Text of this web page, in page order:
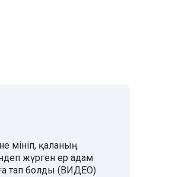
мініп, қаланың
жүрген ер адам
тап болды (ВИДЕО)